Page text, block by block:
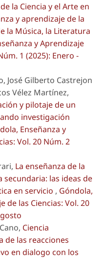
la Ciencia y el Arte en
y aprendizaje de la
la Música, la Literatura
y Aprendizaje
1 (2025): Enero -
José Gilberto Castrejon
Vélez Martínez,
y pilotaje de un
investigación
Enseñanza y
Vol. 20 Núm. 2
La enseñanza de la
secundaria: las ideas de
en servicio , Góndola,
de las Ciencias: Vol. 20
Ciencia
de las reacciones
en dialogo con los